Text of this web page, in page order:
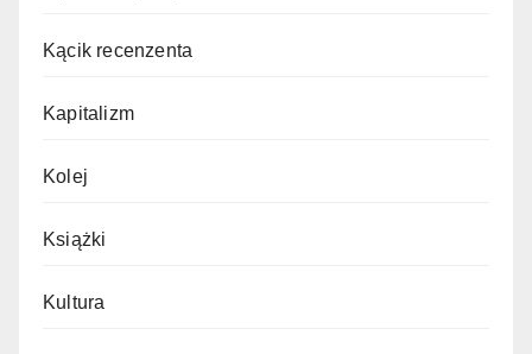
Kącik recenzenta
Kapitalizm
Kolej
Książki
Kultura